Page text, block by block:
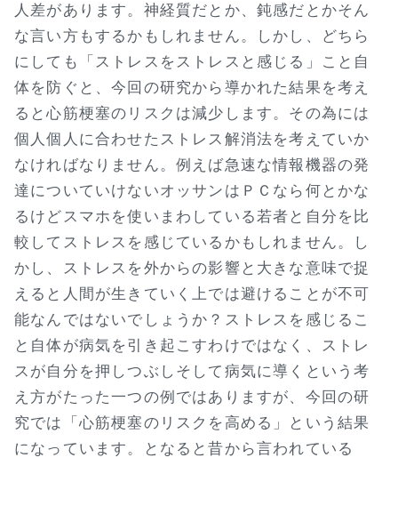
人差があります。神経質だとか、鈍感だとかそん
な言い方もするかもしれません。しかし、どちら
にしても「ストレスをストレスと感じる」こと自
体を防ぐと、今回の研究から導かれた結果を考え
ると心筋梗塞のリスクは減少します。その為には
個人個人に合わせたストレス解消法を考えていか
なければなりません。例えば急速な情報機器の発
達についていけないオッサンはＰＣなら何とかな
るけどスマホを使いまわしている若者と自分を比
較してストレスを感じているかもしれません。し
かし、ストレスを外からの影響と大きな意味で捉
えると人間が生きていく上では避けることが不可
能なんではないでしょうか？ストレスを感じるこ
と自体が病気を引き起こすわけではなく、ストレ
スが自分を押しつぶしそして病気に導くという考
え方がたった一つの例ではありますが、今回の研
究では「心筋梗塞のリスクを高める」という結果
になっています。となると昔から言われている